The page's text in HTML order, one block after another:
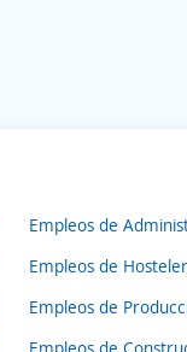
Empleos de
Empleos de
Empleos de